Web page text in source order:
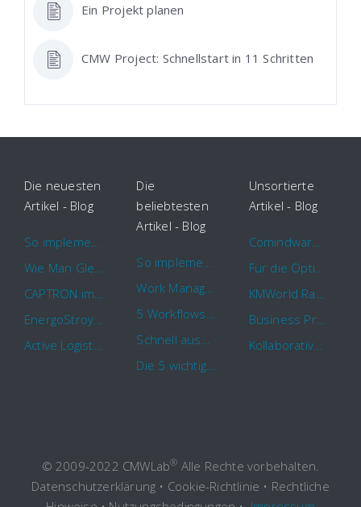
Ein Projekt planen
CMW Project: Schnellstart in 11 Schritten
Die neuesten
Artikel - Blog
Die
beliebtesten
Artikel - Blog
Die 5 wichtigsten Vorteile eines guten Geschäftsprozessmanagement (GPM)
Unsortierte
Artikel - Blog
Business Process Management mit MS Outlook
© 2009-2022 CMWLab® Alle Rechte vorbehalten.
Datenschutzerklärung • Cookie-Richtlinie • Rechtliche